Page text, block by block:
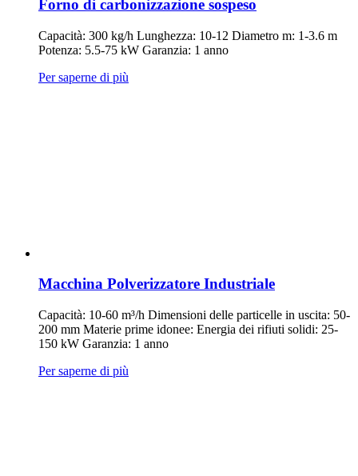
Forno di carbonizzazione sospeso
Capacità: 300 kg/h Lunghezza: 10-12 Diametro m: 1-3.6 m
Potenza: 5.5-75 kW Garanzia: 1 anno
Per saperne di più
Macchina Polverizzatore Industriale
Capacità: 10-60 m³/h Dimensioni delle particelle in uscita: 50-
200 mm Materie prime idonee: Energia dei rifiuti solidi: 25-
150 kW Garanzia: 1 anno
Per saperne di più